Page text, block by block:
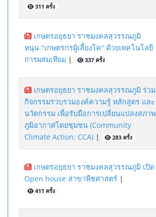
311 ครั้ง
เกษตรอยุธยา ราชมงคลสุวรรณภูมิ
หนุน "เกษตรกรผู้เลี้ยงโค" ด้วยเทคโนโลยี
การผสมเทียม | 337 ครั้ง
เกษตรอยุธยา ราชมงคลสุวรรณภูมิ ร่วม
กิจกรรมรวบรวมองค์ความรู้ หลักสูตร และ
นวัตกรรม เพื่อรับมือการเปลี่ยนแปลงสภาพ
ภูมิอากาศโดยชุมชน (Community
Climate Action: CCA) | 283 ครั้ง
เกษตรอยุธยา ราชมงคลสุวรรณภูมิ เปิด
Open house สาขาพืชศาสตร์ |
411 ครั้ง